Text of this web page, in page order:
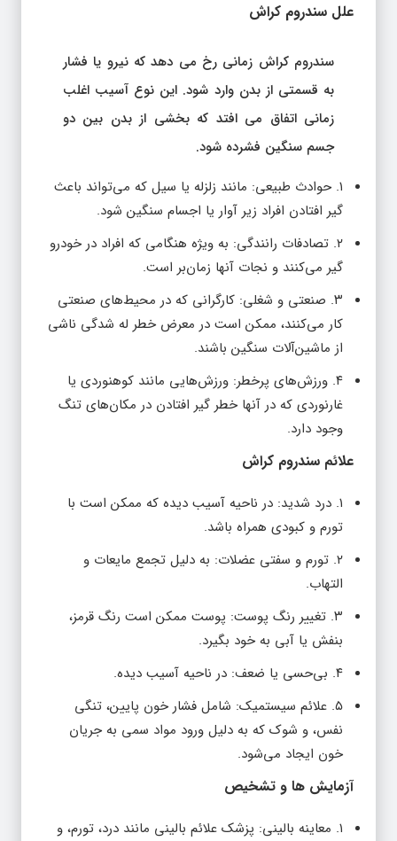
علل سندروم کراش
سندروم کراش زمانی رخ می دهد که نیرو یا فشار
به قسمتی از بدن وارد شود. این نوع آسیب اغلب
زمانی اتفاق می افتد که بخشی از بدن بین دو
جسم سنگین فشرده شود.
۱. حوادث طبیعی: مانند زلزله یا سیل که می‌تواند باعث
گیر افتادن افراد زیر آوار یا اجسام سنگین شود.
۲. تصادفات رانندگی: به ویژه هنگامی که افراد در خودرو
گیر می‌کنند و نجات آنها زمان‌بر است.
۳. صنعتی و شغلی: کارگرانی که در محیط‌های صنعتی
کار می‌کنند، ممکن است در معرض خطر له شدگی ناشی
از ماشین‌آلات سنگین باشند.
۴. ورزش‌های پرخطر: ورزش‌هایی مانند کوهنوردی یا
غارنوردی که در آنها خطر گیر افتادن در مکان‌های تنگ
وجود دارد.
علائم سندروم کراش
۱. درد شدید: در ناحیه آسیب دیده که ممکن است با
تورم و کبودی همراه باشد.
۲. تورم و سفتی عضلات: به دلیل تجمع مایعات و
التهاب.
۳. تغییر رنگ پوست: پوست ممکن است رنگ قرمز،
بنفش یا آبی به خود بگیرد.
۴. بی‌حسی یا ضعف: در ناحیه آسیب دیده.
۵. علائم سیستمیک: شامل فشار خون پایین، تنگی
نفس، و شوک که به دلیل ورود مواد سمی به جریان
خون ایجاد می‌شود.
آزمایش‌ ها و تشخیص
۱. معاینه بالینی: پزشک علائم بالینی مانند درد، تورم، و